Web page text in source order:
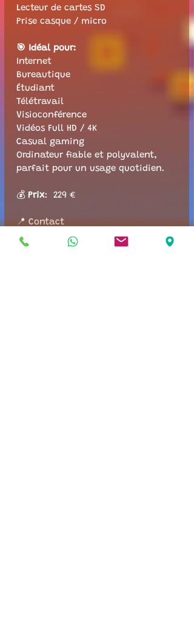
Lecteur de cartes SD
Prise casque / micro
🎯 Idéal pour:
Internet
Bureautique
Étudiant
Télétravail
Visioconférence
Vidéos Full HD / 4K
Casual gaming
Ordinateur fiable et polyvalent,
parfait pour un usage quotidien.
💰 Prix:  229 €
📍 Contact
SGI – Saint Georges Informatique
📍 Basé à Belleville-en-Beaujolais